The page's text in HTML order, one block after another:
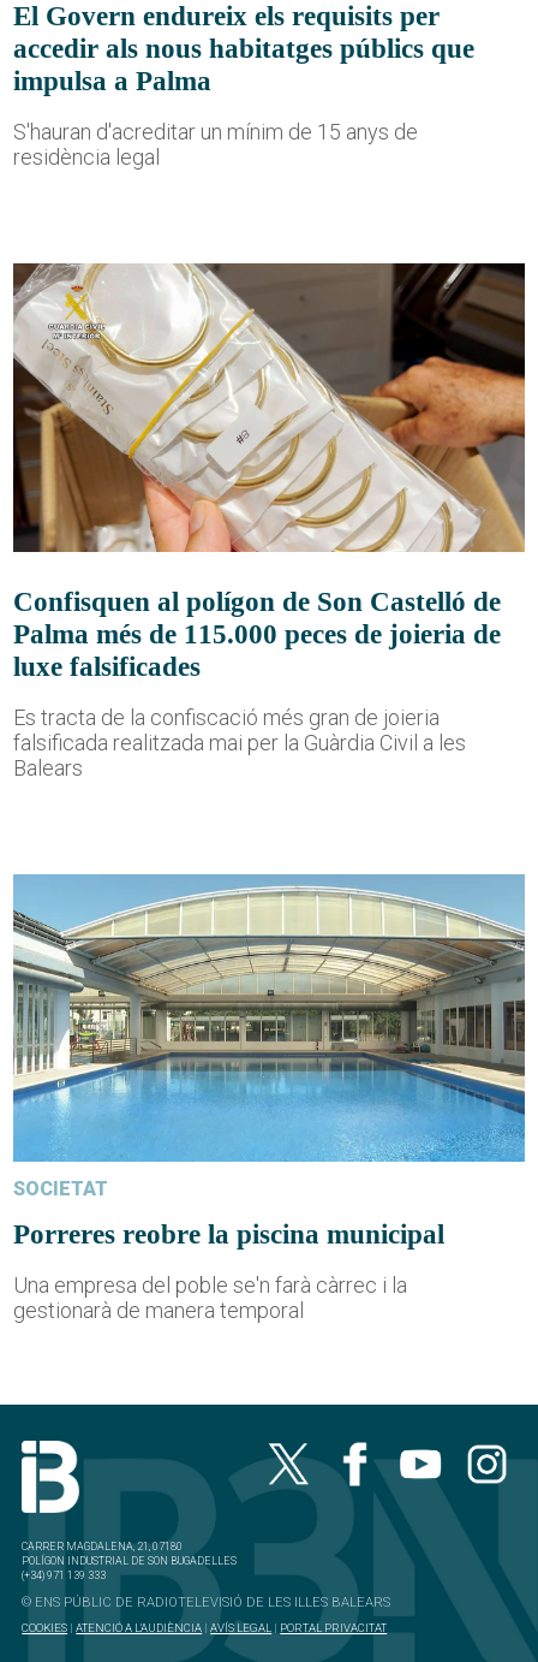
El Govern endureix els requisits per
accedir als nous habitatges públics que
impulsa a Palma
S'hauran d'acreditar un mínim de 15 anys de
residència legal
Confisquen al polígon de Son Castelló de
Palma més de 115.000 peces de joieria de
luxe falsificades
Es tracta de la confiscació més gran de joieria
falsificada realitzada mai per la Guàrdia Civil a les
Balears
SOCIETAT
Porreres reobre la piscina municipal
Una empresa del poble se'n farà càrrec i la
gestionarà de manera temporal
CARRER MAGDALENA, 21, 07180
POLÍGON INDUSTRIAL DE SON BUGADELLES
(+34) 971 139 333
© ENS PÚBLIC DE RADIOTELEVISIÓ DE LES ILLES BALEARS
COOKIES |ATENCIÓ A L'AUDIÈNCIA |AVÍS LEGAL PORTAL PRIVACITAT